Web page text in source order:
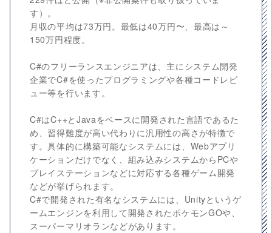
す）。
月収の平均は73万円。最低は40万円〜、最高は～
150万円程度。
C#のフリーランスエンジニアは、主にシステム開発
企業でC#を使ったプログラミングや各種コードレビ
ュー等を行います。
C#はC++とJavaをベースに開発された言語であるた
め、習得難度が高い代わりに汎用性の高さが特徴で
す。具体的に構築可能なシステムには、Webアプリ
ケーションだけでなく、組み込みシステムからPCや
プレイステーションなどに対応する各種ゲーム開発
などが挙げられます。
C#で開発された有名なシステムには、Unityというゲ
ームエンジンを利用して開発されたポケモンGOや、
スーパーマリオランなどがあります。